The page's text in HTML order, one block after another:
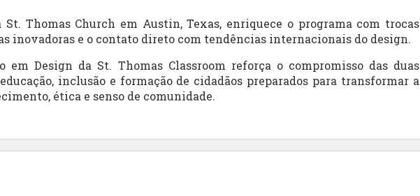
St. Thomas Church em Austin, Texas, enriquece o programa com trocas
inovadoras e o contato direto com tendências internacionais do design.
em Design da St. Thomas Classroom reforça o compromisso das duas
inclusão e formação de cidadãos preparados para transformar a
ética e senso de comunidade.